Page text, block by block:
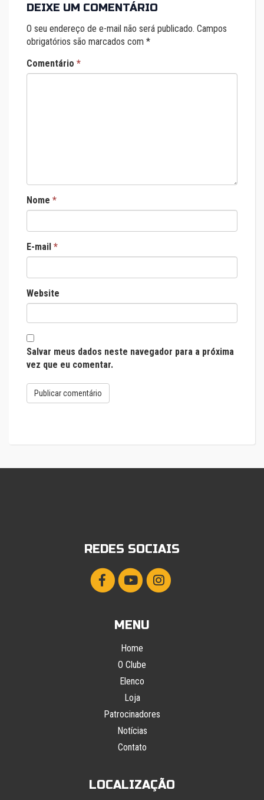
DEIXE UM COMENTÁRIO
O seu endereço de e-mail não será publicado. Campos
obrigatórios são marcados com *
Comentário *
Nome *
E-mail *
Website
Salvar meus dados neste navegador para a próxima
vez que eu comentar.
REDES SOCIAIS
MENU
Home
O Clube
Elenco
Loja
Patrocinadores
Notícias
Contato
LOCALIZAÇÃO